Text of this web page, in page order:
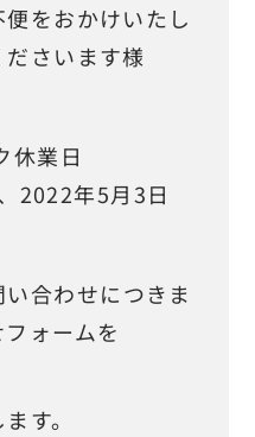
をおかけいたし
さいます様
休業日
2022年5月3日
合わせにつきま
ォームを
す。